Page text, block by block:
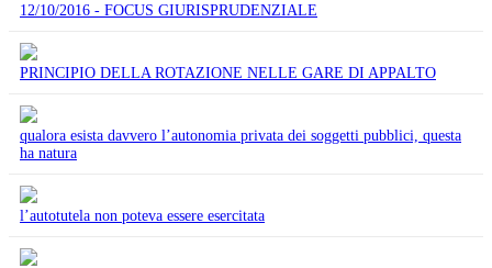
12/10/2016 - FOCUS GIURISPRUDENZIALE
PRINCIPIO DELLA ROTAZIONE NELLE GARE DI APPALTO
qualora esista davvero l’autonomia privata dei soggetti pubblici, questa
ha natura
l’autotutela non poteva essere esercitata